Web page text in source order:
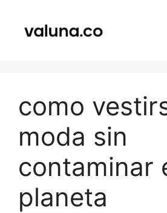
contenido
como
moda sin
contaminar
planeta